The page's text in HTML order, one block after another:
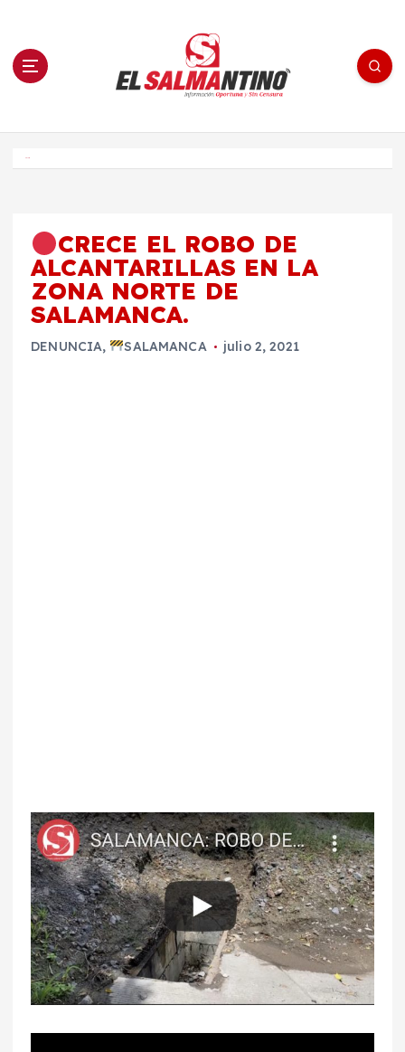
n El Salmantino - medios/noticias/editorial
CRECE EL ROBO DE
ALCANTARILLAS EN LA
ZONA NORTE DE
SALAMANCA.
DENUNCIA, SALAMANCA julio 2, 2021